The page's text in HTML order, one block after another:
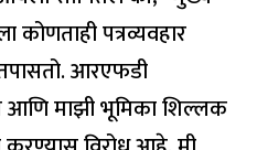
कोणताही पत्रव्यवहार
आरएफडी
आणि माझी भूमिका शिल्लक